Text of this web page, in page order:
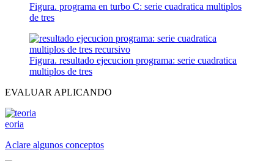
Figura. programa en turbo C: serie cuadratica multiplos
de tres
Figura. resultado ejecucion programa: serie cuadratica
multiplos de tres
EVALUAR APLICANDO
eoria
Aclare algunos conceptos